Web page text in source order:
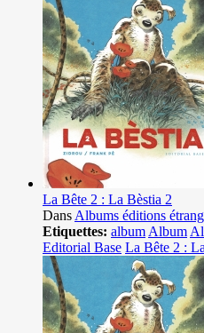
La Bête 2 : La Bèstia 2
Dans Albums éditions
Etiquettes: album Album
Editorial Base La Bête 2 :